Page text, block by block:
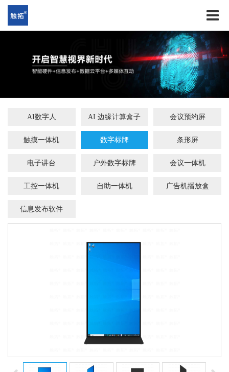
AI数字人 AI 边缘计算盒子 会议预约屏
触摸一体机 数字标牌 条形屏
电子讲台 户外数字标牌 会议一体机
工控一体机 自助一体机 广告机播放盒
信息发布软件